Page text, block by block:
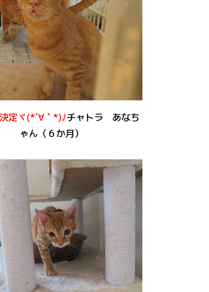
定ヾ(*´∀｀*)ﾉチャトラ あなち
ゃん（６か月）